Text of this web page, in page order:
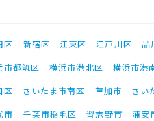
区 新宿区 江東区 江戸川区 品
市都筑区 横浜市港北区 横浜市港
区 さいたま市南区 草加市 さい
市 千葉市稲毛区 習志野市 浦安